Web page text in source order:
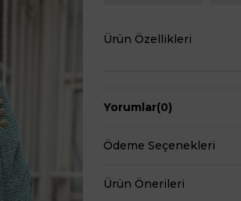
Ürün Özellikleri
Yorumlar(0)
Ödeme Seçenekleri
Ürün Önerileri